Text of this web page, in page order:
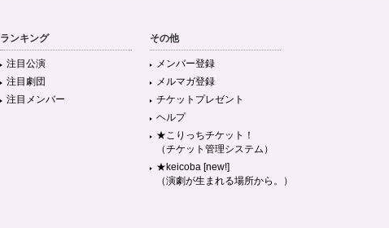
ランキング
注目公演
注目劇団
注目メンバー
その他
メンバー登録
メルマガ登録
チケットプレゼント
ヘルプ
★こりっちチケット！
（チケット管理システム）
★keicoba [new!]
（演劇が生まれる場所から。）